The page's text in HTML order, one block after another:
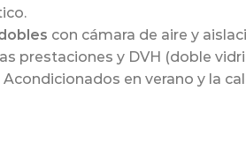
con cámara de aire y
prestaciones y DVH (doble
en verano y la